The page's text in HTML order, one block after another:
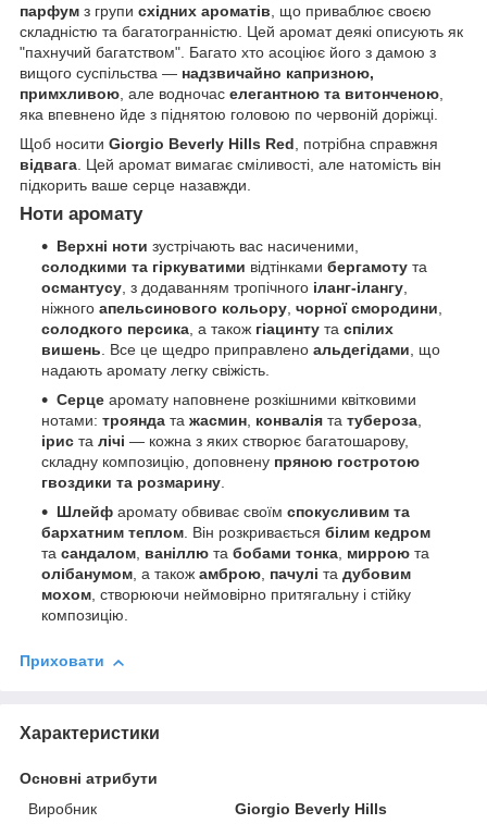
парфум з групи східних ароматів , що приваблює своєю
складністю та багатогранністю. Цей аромат деякі описують як
"пахнучий багатством". Багато хто асоціює його з дамою з
вищого суспільства — надзвичайно капризною,
примхливою , але водночас елегантною та витонченою
яка впевнено йде з піднятою головою по червоній доріжці.
Щоб носити Giorgio Beverly Hills Red , потрібна справжня
відвага . Цей аромат вимагає сміливості, але натомість він
підкорить ваше серце назавжди.
Ноти аромату
Верхні ноти зустрічають вас насиченими,
солодкими та гіркуватими відтінками бергамоту та
османтусу, з додаванням тропічного іланг-ілангу,
ніжного апельсинового кольору, чорної смородини,
солодкого персика, а також гіацинту та спілих
вишень. Все це щедро приправлено альдегідами, що
надають аромату легку свіжість.
Серце аромату наповнене розкішними квітковими
нотами: троянда та жасмин, конвалія та тубероза,
ірис та лічі — кожна з яких створює багатошарову,
складну композицію, доповнену пряною гостротою
гвоздики та розмарину.
Шлейф аромату обвиває своїм спокусливим та
бархатним теплом. Він розкривається білим кедром
та сандалом, ваніллю та бобами тонка, миррою та
олібанумом, а також амброю, пачулі та дубовим
мохом, створюючи неймовірно притягальну і стійку
композицію.
Приховати
Характеристики
Основні атрибути
Виробник
Giorgio Beverly Hills